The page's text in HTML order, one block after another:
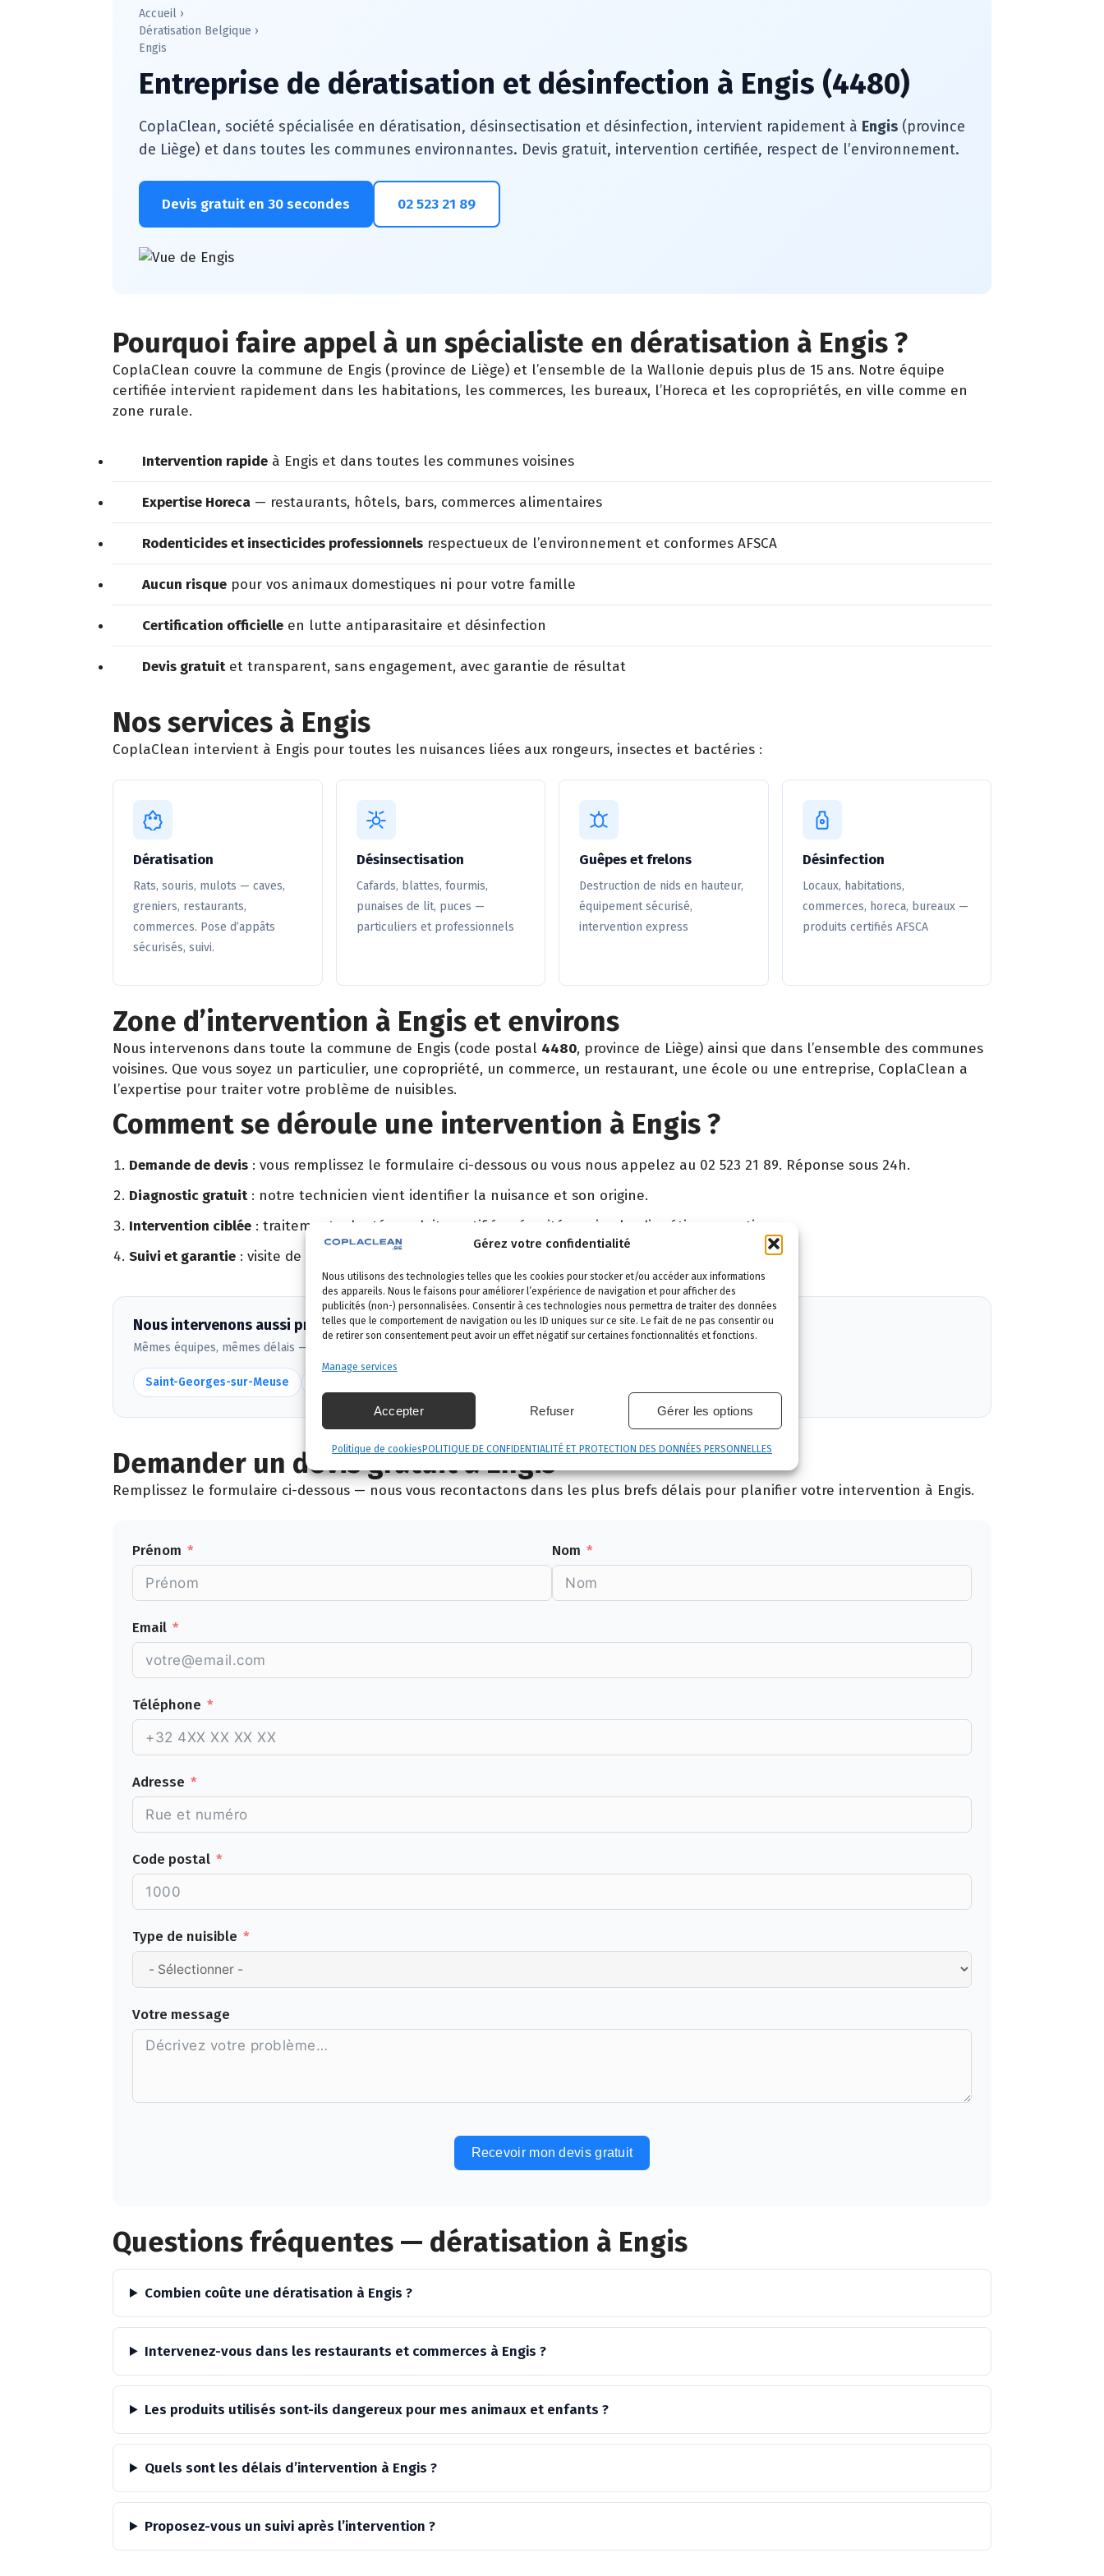
Gérez votre confidentialité
Nous utilisons des technologies telles que les cookies pour stocker et/ou accéder aux informations
des appareils. Nous le faisons pour améliorer l’expérience de navigation et pour afficher des
publicités (non-) personnalisées. Consentir à ces technologies nous permettra de traiter des données
telles que le comportement de navigation ou les ID uniques sur ce site. Le fait de ne pas consentir ou
de retirer son consentement peut avoir un effet négatif sur certaines fonctionnalités et fonctions.
Manage services
Accepter Refuser Gérer les options
Politique de cookies POLITIQUE DE CONFIDENTIALITÉ ET PROTECTION DES DONNÉES PERSONNELLES
Accueil ›
Dératisation Belgique ›
Engis
Entreprise de dératisation et désinfection à Engis (4480)
CoplaClean, société spécialisée en dératisation, désinsectisation et désinfection, intervient rapidement à Engis (province
de Liège) et dans toutes les communes environnantes. Devis gratuit, intervention certifiée, respect de l’environnement.
Devis gratuit en 30 secondes 02 523 21 89
Pourquoi faire appel à un spécialiste en dératisation à Engis ?
CoplaClean couvre la commune de Engis (province de Liège) et l’ensemble de la Wallonie depuis plus de 15 ans. Notre équipe
certifiée intervient rapidement dans les habitations, les commerces, les bureaux, l’Horeca et les copropriétés, en ville comme en
zone rurale.
Intervention rapide à Engis et dans toutes les communes voisines
Expertise Horeca — restaurants, hôtels, bars, commerces alimentaires
Rodenticides et insecticides professionnels respectueux de l’environnement et conformes AFSCA
Aucun risque pour vos animaux domestiques ni pour votre famille
Certification officielle en lutte antiparasitaire et désinfection
Devis gratuitet transparent, sans engagement, avec garantie de résultat
Nos services à Engis
CoplaClean intervient à Engis pour toutes les nuisances liées aux rongeurs, insectes et bactéries :
Dératisation
Rats, souris, mulots — caves,
greniers, restaurants,
commerces. Pose d’appâts
sécurisés, suivi.
Désinsectisation
Cafards, blattes, fourmis,
punaises de lit, puces —
particuliers et professionnels
Guêpes et frelons
Destruction de nids en hauteur,
équipement sécurisé,
intervention express
Désinfection
Locaux, habitations,
commerces, horeca, bureaux —
produits certifiés AFSCA
Zone d’intervention à Engis et environs
Nous intervenons dans toute la commune de Engis (code postal 4480, province de Liège) ainsi que dans l’ensemble des communes
voisines. Que vous soyez un particulier, une copropriété, un commerce, un restaurant, une école ou une entreprise, CoplaClean a
l’expertise pour traiter votre problème de nuisibles.
Comment se déroule une intervention à Engis ?
Demande de devis : vous remplissez le formulaire ci-dessous ou vous nous appelez au 02 523 21 89. Réponse sous 24h.
Diagnostic gratuit: notre technicien vient identifier la nuisance et son origine.
Intervention ciblée : traitement adapté, produits certifiés, sécurité maximale, discrétion garantie.
Suivi et garantie : visite de contrôle et garantie de résultat.
Nous intervenons aussi près de Engis
Mêmes équipes, mêmes délais — voir
Saint-Georges-sur-Meuse
Demander un devis gratuit à Engis
Remplissez le formulaire ci-dessous — nous vous recontactons dans les plus brefs délais pour planifier votre intervention à Engis.
Prénom Nom
Email
Téléphone
Adresse
Code postal
Type de nuisible
Votre message
Recevoir mon devis gratuit
Questions fréquentes — dératisation à Engis
Combien coûte une dératisation à Engis ?
Intervenez-vous dans les restaurants et commerces à Engis ?
Les produits utilisés sont-ils dangereux pour mes animaux et enfants ?
Quels sont les délais d’intervention à Engis ?
Proposez-vous un suivi après l’intervention ?